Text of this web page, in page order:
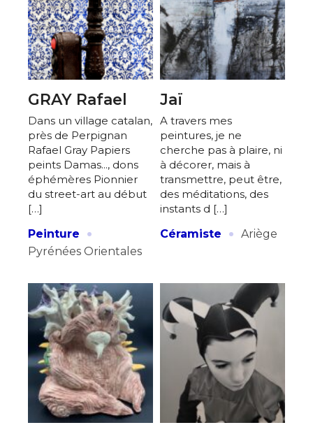
GRAY Rafael
Dans un village catalan,
près de Perpignan
Rafael Gray Papiers
peints Damas..., dons
éphémères Pionnier
du street-art au début
[…]
Peinture
·
Pyrénées Orientales
Jaï
A travers mes
peintures, je ne
cherche pas à plaire, ni
à décorer, mais à
transmettre, peut être,
des méditations, des
instants d […]
Céramiste
· Ariège